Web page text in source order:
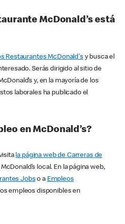
McDonald’s está
Restaurantes McDonald'sy busca el
Serás dirigido al sitio de
y, en la mayoría de los
laborales ha publicado el
en McDonald’s?
la página web de Carreras de
local. En la página web,
Jobso a Empleos
empleos disponibles en